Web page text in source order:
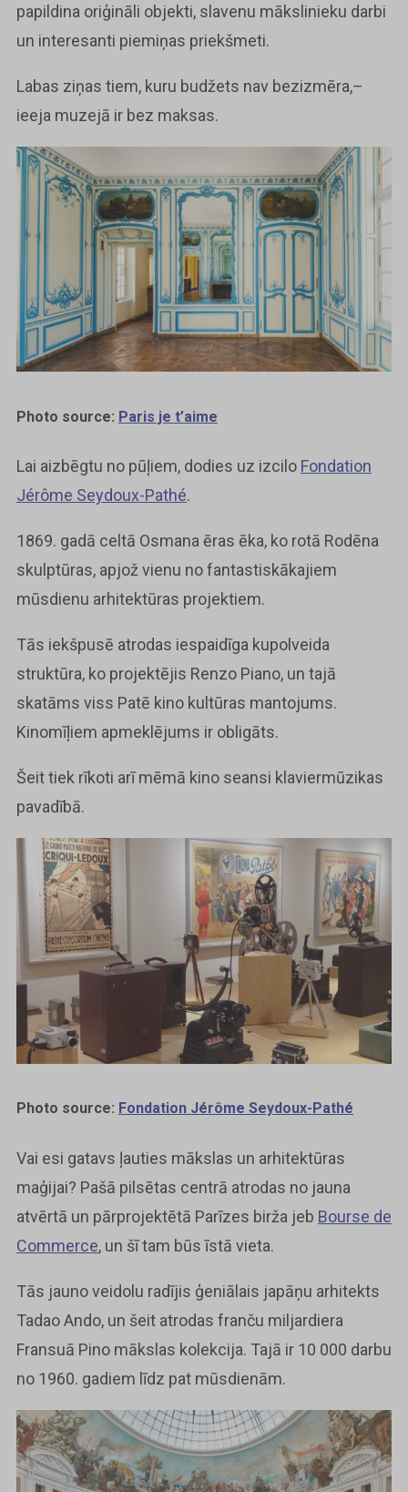
papildina oriģināli objekti, slavenu mākslinieku darbi
un interesanti piemiņas priekšmeti.
Labas ziņas tiem, kuru budžets nav bezizmēra,–
ieeja muzejā ir bez maksas.
Photo source: Paris je t’aime
Lai aizbēgtu no pūļiem, dodies uz izcilo Fondation
Jérôme Seydoux-Pathé.
1869. gadā celtā Osmana ēras ēka, ko rotā Rodēna
skulptūras, apjož vienu no fantastiskākajiem
mūsdienu arhitektūras projektiem.
Tās iekšpusē atrodas iespaidīga kupolveida
struktūra, ko projektējis Renzo Piano, un tajā
skatāms viss Patē kino kultūras mantojums.
Kinomīļiem apmeklējums ir obligāts.
Šeit tiek rīkoti arī mēmā kino seansi klaviermūzikas
pavadībā.
Photo source: Fondation Jérôme Seydoux-Pathé
Vai esi gatavs ļauties mākslas un arhitektūras
maģijai? Pašā pilsētas centrā atrodas no jauna
atvērtā un pārprojektētā Parīzes birža jeb Bourse de
Commerce, un šī tam būs īstā vieta.
Tās jauno veidolu radījis ģeniālais japāņu arhitekts
Tadao Ando, un šeit atrodas franču miljardiera
Fransuā Pino mākslas kolekcija. Tajā ir 10 000 darbu
no 1960. gadiem līdz pat mūsdienām.